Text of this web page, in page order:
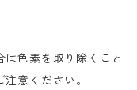
色素を取り除くこと
意ください。